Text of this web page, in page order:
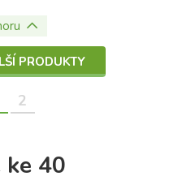
PRODUKTY
2
ke 40